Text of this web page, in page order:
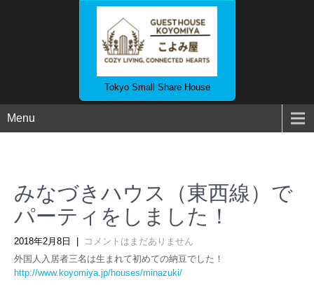
Tokyo Small Share House
Menu
みなづきハウス（東西線）で
パーティをしました！
2018年2月8日
コメントはまだありません
外国人入居者三名は生まれて初めての納豆でした！
http://www.koyomiya.jp/houses/minazuki/